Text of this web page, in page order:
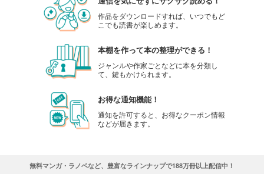
作品をダウンロードすれば、いつでもど
こでも読書が楽しめます。
本棚を作って本の整理ができる！
ジャンルや作家ごとなどに本を分類し
て、鍵もかけられます。
お得な通知機能！
通知を許可すると、お得なクーポン情報
などが届きます。
無料マンガ・ラノベなど、豊富なラインナップで188万冊以上配信中！